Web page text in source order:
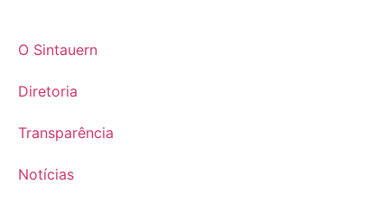
O Sintauern
Diretoria
Transparência
Notícias